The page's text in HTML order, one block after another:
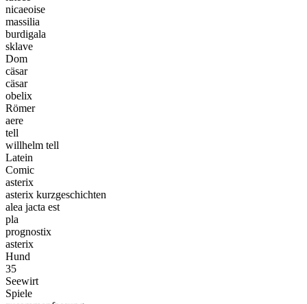
nicaeoise
massilia
burdigala
sklave
Dom
cäsar
cäsar
obelix
Römer
aere
tell
willhelm tell
Latein
Comic
asterix
asterix kurzgeschichten
alea jacta est
pla
prognostix
asterix
Hund
35
Seewirt
Spiele